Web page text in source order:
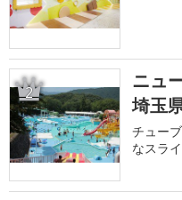
2
ニュ
埼玉
チュー
なスラ